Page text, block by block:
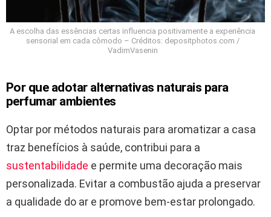
A escolha das essências certas influencia positivamente a experiência
sensorial em cada cômodo – Créditos: depositphotos.com /
VadimVasenin
Por que adotar alternativas naturais para
perfumar ambientes
Optar por métodos naturais para aromatizar a casa
traz benefícios à saúde, contribui para a
sustentabilidade e permite uma decoração mais
personalizada. Evitar a combustão ajuda a preservar
a qualidade do ar e promove bem-estar prolongado.